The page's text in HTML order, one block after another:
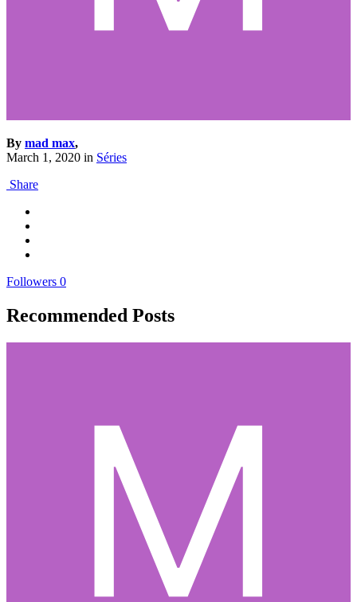
By mad max,
March 1, 2020 in Séries
Share
Followers 0
Recommended Posts